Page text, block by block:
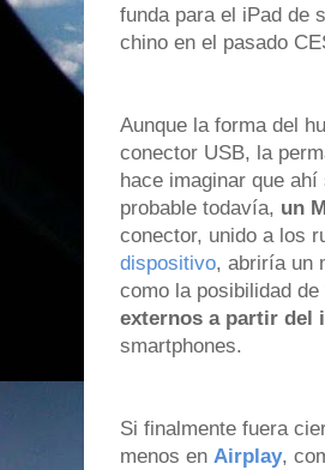
funda para el iPad de
chino en el pasado
Aunque la forma del
conector USB, la
hace imaginar que
probable todavía, un
conector, unido a los
dispositivo, abriría un
como la posibilidad de
externos a partir del
smartphones.
Si finalmente fuera
menos en Airplay,